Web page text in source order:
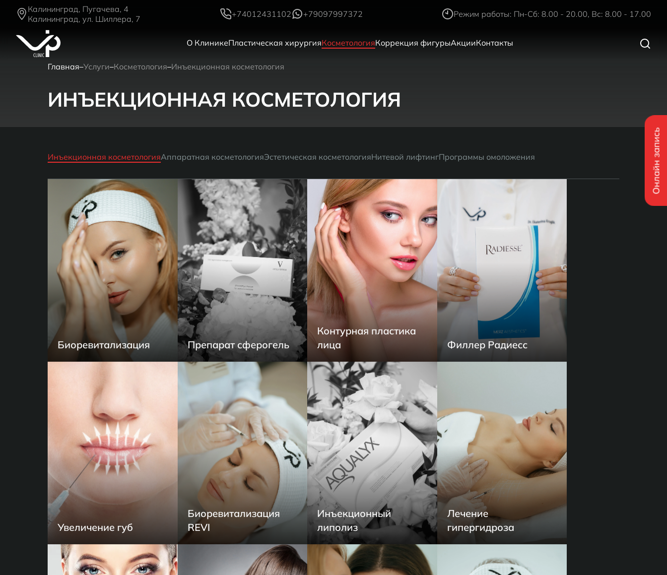
Калининград, Пугачева, 4
Калининград, ул. Шиллера, 7
+74012431102 +79097997372 Режим работы: Пн-Сб: 8.00 - 20.00, Вс: 8.00 - 17.00
О КлиникеПластическая хирургияКосметологияКоррекция фигурыАкцииКонтакты
Главная Услуги Косметология Инъекционная косметология
ИНЪЕКЦИОННАЯ КОСМЕТОЛОГИЯ
Онлайн запись
Инъекционная косметологияАппаратная косметологияЭстетическая косметологияНитевой лифтингПрограммы омоложения
Биоревитализация Препарат сферогель
Контурная пластика
лица
Филлер Радиесс
Увеличение губ
Биоревитализация
REVI
Инъекционный
липолиз
Лечение
гипергидроза